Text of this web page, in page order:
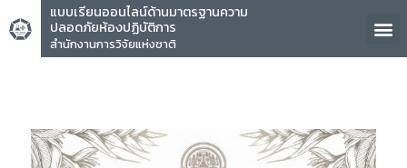
แบบเรียนออนไลน์ด้านมาตรฐานความ
ปลอดภัยห้องปฏิบัติการ
สำนักงานการวิจัยแห่งชาติ